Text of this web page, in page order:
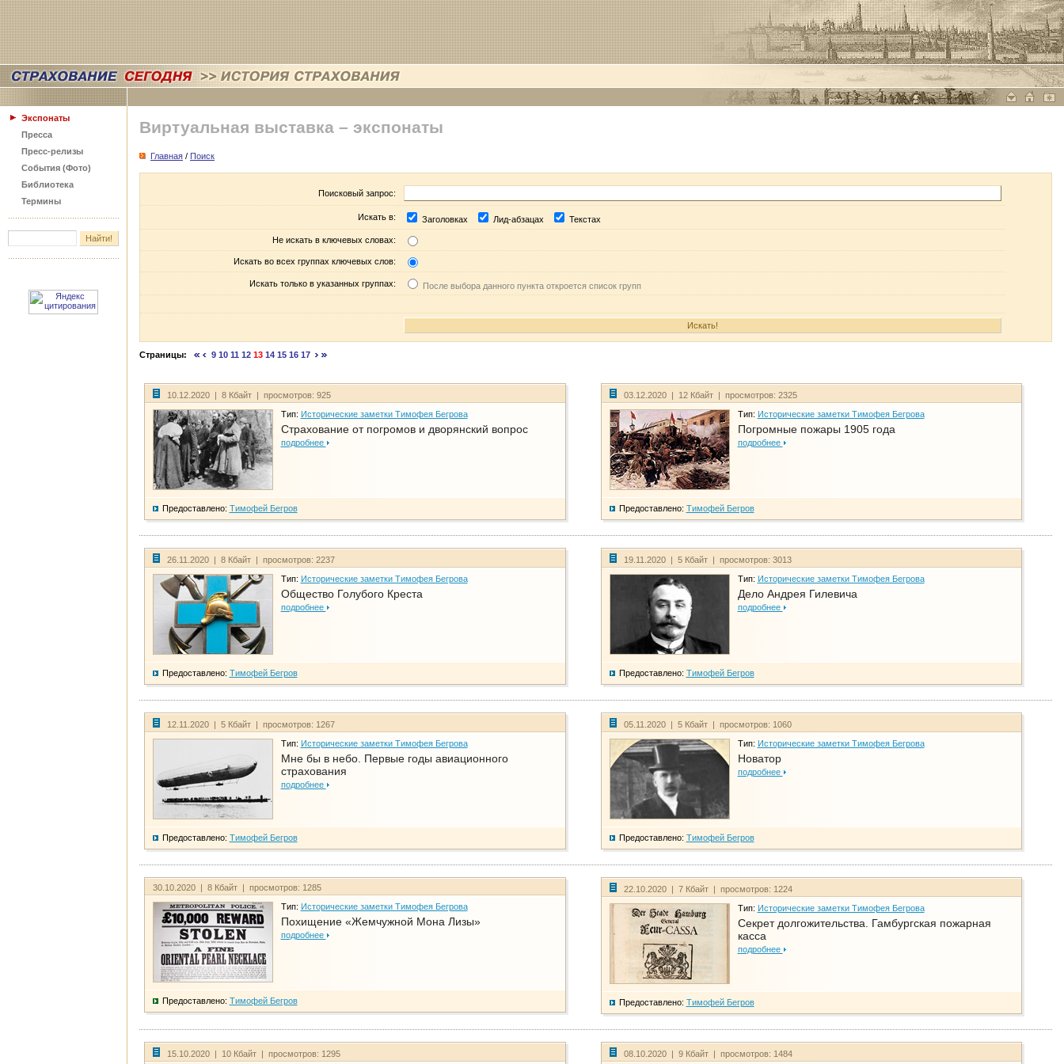
Экспонаты
Пресса
Пресс-релизы
События (Фото)
Библиотека
Термины
Виртуальная выставка – экспонаты
Главная / Поиск
Поисковый запрос:
Искать в: Заголовках Лид-абзацах Текстах
Не искать в ключевых словах:
Искать во всех группах ключевых слов:
Искать только в указанных группах: После выбора данного пункта откроется список групп
Страницы: 9 10 11 12 13 14 15 16 17
10.12.2020 | 8 Кбайт | просмотров: 925
Тип: Исторические заметки Тимофея Бегрова
Страхование от погромов и дворянский вопрос
подробнее
Предоставлено: Тимофей Бегров
03.12.2020 | 12 Кбайт | просмотров: 2325
Тип: Исторические заметки Тимофея Бегрова
Погромные пожары 1905 года
подробнее
Предоставлено: Тимофей Бегров
26.11.2020 | 8 Кбайт | просмотров: 2237
Тип: Исторические заметки Тимофея Бегрова
Общество Голубого Креста
подробнее
Предоставлено: Тимофей Бегров
19.11.2020 | 5 Кбайт | просмотров: 3013
Тип: Исторические заметки Тимофея Бегрова
Дело Андрея Гилевича
подробнее
Предоставлено: Тимофей Бегров
12.11.2020 | 5 Кбайт | просмотров: 1267
Тип: Исторические заметки Тимофея Бегрова
Мне бы в небо. Первые годы авиационного
страхования
подробнее
Предоставлено: Тимофей Бегров
05.11.2020 | 5 Кбайт | просмотров: 1060
Тип: Исторические заметки Тимофея Бегрова
Новатор
подробнее
Предоставлено: Тимофей Бегров
30.10.2020 | 8 Кбайт | просмотров: 1285
Тип: Исторические заметки Тимофея Бегрова
Похищение «Жемчужной Мона Лизы»
подробнее
Предоставлено: Тимофей Бегров
22.10.2020 | 7 Кбайт | просмотров: 1224
Тип: Исторические заметки Тимофея Бегрова
Секрет долгожительства. Гамбургская пожарная
касса
подробнее
Предоставлено: Тимофей Бегров
15.10.2020 | 10 Кбайт | просмотров: 1295 08.10.2020 | 9 Кбайт | просмотров: 1484